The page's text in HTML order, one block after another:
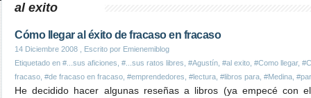
al exito
Cómo llegar al éxito de fracaso en fracaso
14 Diciembre 2008 , Escrito por Emienemiblog
Etiquetado en #...sus aficiones #...sus ratos libres #Agustín #al exito #Como llegar,
fracaso #de fracaso en fracaso #emprendedores #lectura #libros para #Medina
He decidido hacer algunas reseñas a libros (ya empecé con